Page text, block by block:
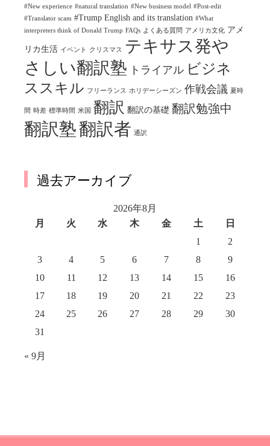
#New experience #natural translation #New business model #Post-edit
#Translator scam #Trump English and its translation #What
interpreters think of Donald Trump FAQs よくある質問 アメリカ文化 アメ
リカ生活 イベント クリスマス
テキサス発や
さしい翻訳塾 トライアル ビジネ
ススキル フリーランス ホリデーシーズン 作戦会議 夏時
間 時差 標準時間 米国 翻訳 翻訳の基礎 翻訳勉強中
翻訳塾翻訳者 通訳
過去アーカイブ
2026年8月
月
火 水 木 金 土
日
1
2
3
4 5 6 7 8
9
10
11 12 13 14 15
16
17
18 19 20 21 22
23
24
25 26 27 28 29
30
31
« 9月